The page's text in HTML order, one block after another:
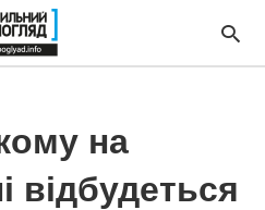
на
відбудеться